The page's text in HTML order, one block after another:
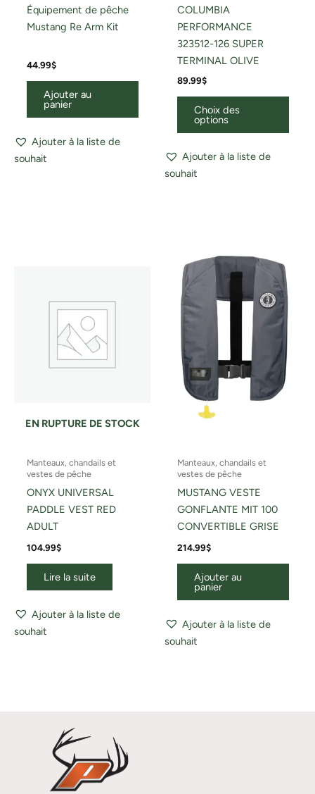
Équipement de pêche
Mustang Re Arm Kit
44.99$
Ajouter au
panier
Ajouter à la liste de
souhait
COLUMBIA
PERFORMANCE
323512-126 SUPER
TERMINAL OLIVE
89.99$
Choix des
options
Ajouter à la liste de
souhait
EN RUPTURE DE STOCK
Manteaux, chandails et
vestes de pêche
ONYX UNIVERSAL
PADDLE VEST RED
ADULT
104.99$
Lire la suite
Ajouter à la liste de
souhait
Manteaux, chandails et
vestes de pêche
MUSTANG VESTE
GONFLANTE MIT 100
CONVERTIBLE GRISE
214.99$
Ajouter au
panier
Ajouter à la liste de
souhait